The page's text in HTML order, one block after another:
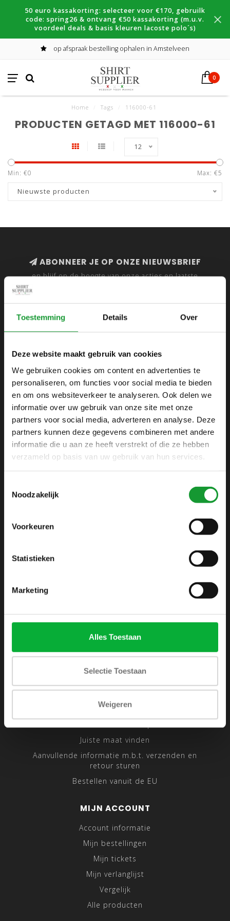
Toestemming Details Over
Deze website maakt gebruik van cookies
We gebruiken cookies om content en advertenties te
personaliseren, om functies voor social media te bieden
en om ons websiteverkeer te analyseren. Ook delen we
informatie over uw gebruik van onze site met onze
partners voor social media, adverteren en analyse. Deze
partners kunnen deze gegevens combineren met andere
informatie die u aan ze heeft verstrekt of die ze hebben
verzameld op basis van uw gebruik van hun services.
Noodzakelijk
Voorkeuren
Statistieken
Marketing
Alles Toestaan
Selectie Toestaan
Weigeren
50 euro kassakorting: selecteer voor €170, gebruilk
code: spring26 & ontvang €50 kassakorting (m.u.v.
voordeel deals & basis kleuren lacoste polo´s)
op afspraak bestelling ophalen in Amstelveen
0
Home Tags 116000-61
PRODUCTEN GETAGD MET 116000-61
12
Min: €0 Max: €5
Nieuwste producten
ABONNEER JE OP ONZE NIEUWSBRIEF
en blijf op de hoogte van onze acties en laatste
SHIRTSUPPLIER.NL
Webshop voor mannen
Zijlijnstraat 24
1433 DC
+31 6 42 52 32 80
+31 6 42 52 32 80
Disclaimer
Privacy Policy
Sitemap
Traveling Tailor
Juiste maat vinden
Aanvullende informatie m.b.t. verzenden en
retour sturen
Bestellen vanuit de EU
MIJN ACCOUNT
Account informatie
Mijn bestellingen
Mijn tickets
Mijn verlanglijst
Vergelijk
Alle producten